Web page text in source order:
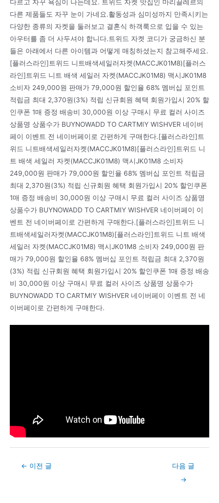
다르고 자꾸 욕심이 나는데요. 트위드 자켓 맛집인 마리끌레르의
다른 제품들도 자꾸 눈이 가네요.활동성과 심미성까지 만족시키는
다양한 종류의 자켓을 둘러보고 결혼식 하객룩으로 입을 수 있는
아우터를 좀 더 사두셔야 합니다.트위드 자켓 코디가 궁금하신 분
들은 아래에서 다른 아이템과 어떻게 매칭하셨는지 참고해주세요.
[플러스라인]트위드 니트배색세일러자켓(MACCJK01M8)[플러스
라인]트위드 니트 배색 세일러 자켓(MACCJK01M8) 맥시JK01M8
소비자 249,000원 판매가 79,000원 할인율 68% 멤버십 포인트
적립금 최대 2,370원(3%) 적립 신규회원 혜택 회원가입시 20% 할
인쿠폰 1매 증정 배송비 30,000원 이상 구매시 무료 컬러 사이즈
상품명 상품수가 BUYNOWADD TO CARTMIY WISHVER 네이버
페이 이벤트 전 네이버페이로 간편하게 구매한다.[플러스라인]트
위드 니트배색세일러자켓(MACCJK01M8)[플러스라인]트위드 니
트 배색 세일러 자켓(MACCJK01M8) 맥시JK01M8 소비자
249,000원 판매가 79,000원 할인율 68% 멤버십 포인트 적립금
최대 2,370원(3%) 적립 신규회원 혜택 회원가입시 20% 할인쿠폰
1매 증정 배송비 30,000원 이상 구매시 무료 컬러 사이즈 상품명
상품수가 BUYNOWADD TO CARTMIY WISHVER 네이버페이 이
벤트 전 네이버페이로 간편하게 구매한다.[플러스라인]트위드 니
트배색세일러자켓(MACCJK01M8)[플러스라인]트위드 니트 배색
세일러 자켓(MACCJK01M8) 맥시JK01M8 소비자 249,000원 판
매가 79,000원 할인율 68% 멤버십 포인트 적립금 최대 2,370원
(3%) 적립 신규회원 혜택 회원가입시 20% 할인쿠폰 1매 증정 배송
비 30,000원 이상 구매시 무료 컬러 사이즈 상품명 상품수가
BUYNOWADD TO CARTMIY WISHVER 네이버페이 이벤트 전 네
이버페이로 간편하게 구매한다.
Post← 이전 글
다음 글
→